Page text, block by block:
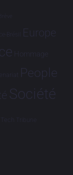
Brève
Brésil Europe
Hommage
People
Société
Tech Tribune